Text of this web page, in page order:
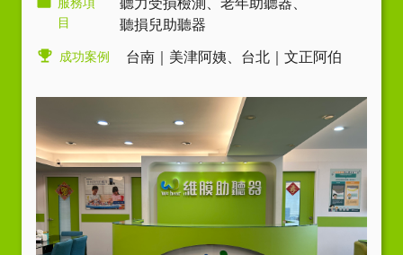
目
聽損兒助聽器
成功案例 台南｜美津阿姨 台北｜文正阿伯